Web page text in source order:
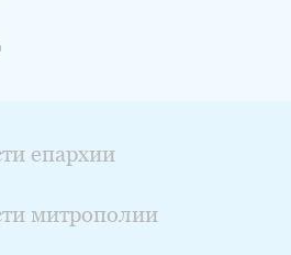
епархии
митрополии